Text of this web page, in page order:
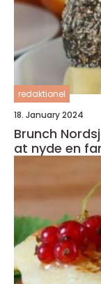
redaktionel
18. January 2024
Brunch
at nyde en